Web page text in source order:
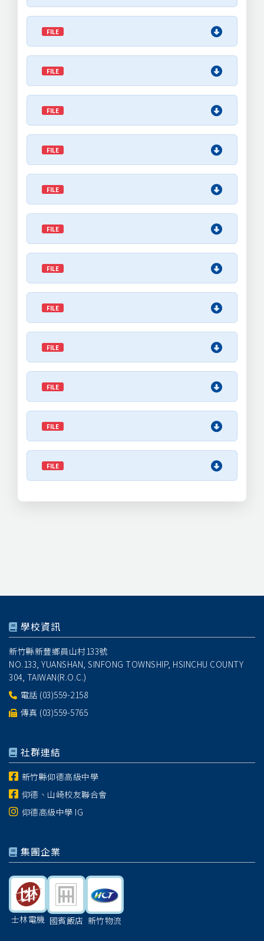
FILE
FILE
FILE
FILE
FILE
FILE
FILE
FILE
FILE
FILE
FILE
FILE
學校資訊
新竹縣新豐鄉員山村133號
NO.133, YUANSHAN, SINFONG TOWNSHIP, HSINCHU COUNTY
304, TAIWAN(R.O.C.)
電話 (03)559-2158
傳真 (03)559-5765
社群連結
新竹縣仰德高級中學
仰德、山崎校友聯合會
仰德高級中學 IG
集團企業
士林電機 國賓飯店 新竹物流